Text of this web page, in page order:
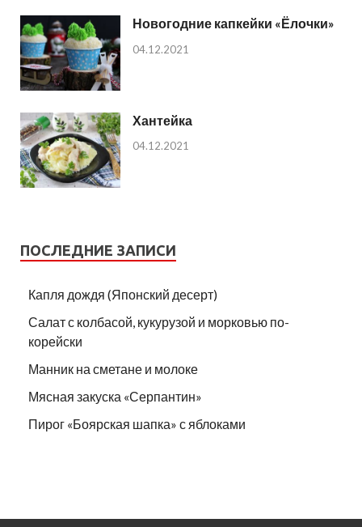
Новогодние капкейки «Ёлочки»
04.12.2021
Хантейка
04.12.2021
ПОСЛЕДНИЕ ЗАПИСИ
Капля дождя (Японский десерт)
Салат с колбасой, кукурузой и морковью по-
корейски
Манник на сметане и молоке
Мясная закуска «Серпантин»
Пирог «Боярская шапка» с яблоками